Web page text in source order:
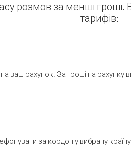
розмов за менші гроші.
тарифів:
ваш рахунок. За гроші на рахунку
за кордон у вибрану